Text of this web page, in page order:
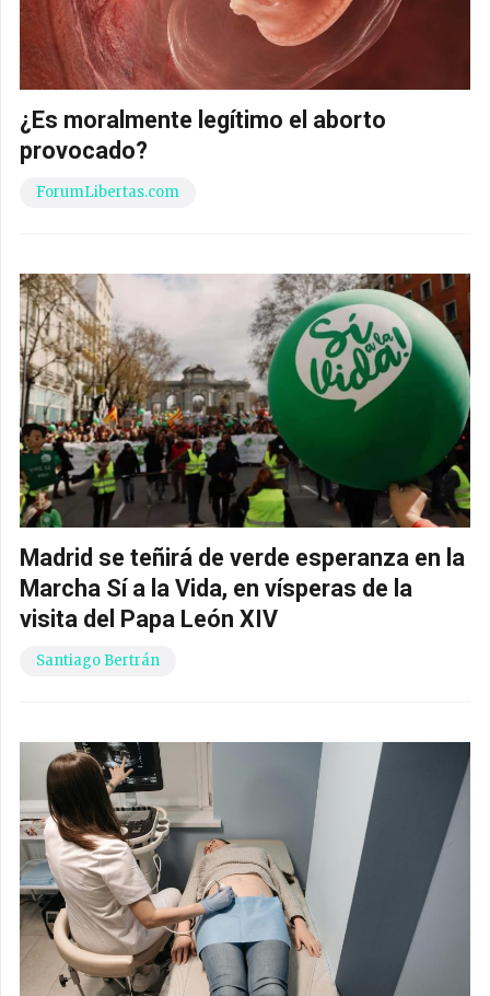
¿Es moralmente legítimo el aborto
provocado?
ForumLibertas.com
Madrid se teñirá de verde esperanza en la
Marcha Sí a la Vida, en vísperas de la
visita del Papa León XIV
Santiago Bertrán